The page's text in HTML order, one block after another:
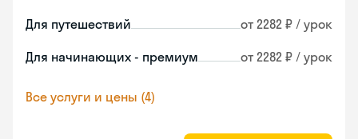
Для путешествий от 2282 ₽ / урок
Для начинающих - премиум от 2282 ₽ / урок
Все услуги и цены (4)